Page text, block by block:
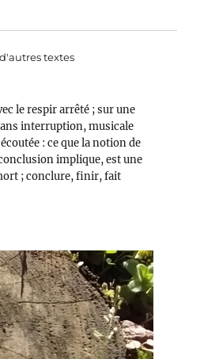
textes
le respir arrêté ; sur une
interruption, musicale
: ce que la notion de
implique, est une
; conclure, finir, fait